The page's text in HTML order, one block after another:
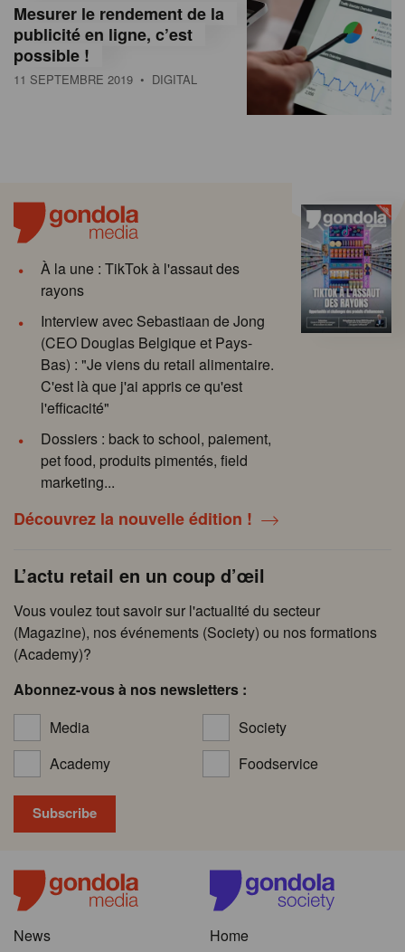
Mesurer le rendement de la
publicité en ligne, c’est
possible !
11 SEPTEMBRE 2019 • DIGITAL
À la une : TikTok à l'assaut des
rayons
Interview avec Sebastiaan de Jong
(CEO Douglas Belgique et Pays-
Bas) : "Je viens du retail alimentaire.
C'est là que j'ai appris ce qu'est
l'efficacité"
Dossiers : back to school, paiement,
pet food, produits pimentés, field
marketing...
Découvrez la nouvelle édition !
L’actu retail en un coup d’œil
Vous voulez tout savoir sur l'actualité du secteur
(Magazine), nos événements (Society) ou nos formations
(Academy)?
Abonnez-vous à nos newsletters :
Media
Society
Academy
Foodservice
News
Home